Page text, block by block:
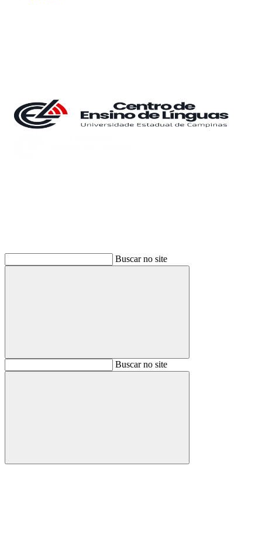
Buscar no site
BuscarBuscar no site
Buscar